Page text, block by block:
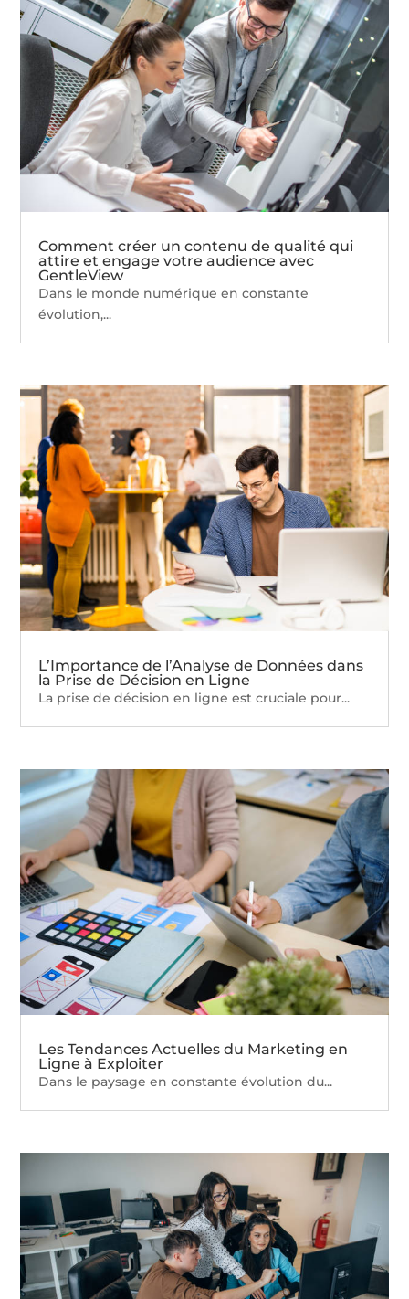
Comment créer un contenu de qualité qui
attire et engage votre audience avec
GentleView
Dans le monde numérique en constante
évolution,...
L’Importance de l’Analyse de Données dans
la Prise de Décision en Ligne
La prise de décision en ligne est cruciale pour...
Les Tendances Actuelles du Marketing en
Ligne à Exploiter
Dans le paysage en constante évolution du...